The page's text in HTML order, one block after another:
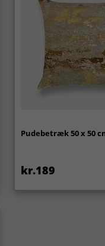
Pudebetræk 50 x 50
kr.189